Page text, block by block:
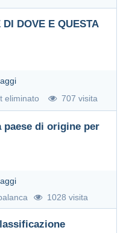
eliminato 707 visita
paese di origine per
1028 visita